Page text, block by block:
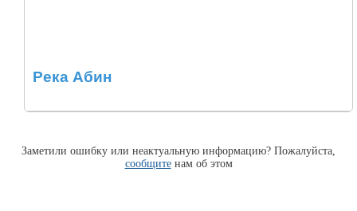
Река Абин
Заметили ошибку или неактуальную информацию? Пожалуйста,
сообщитенам об этом